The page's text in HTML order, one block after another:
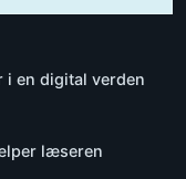
i en digital verden
læseren